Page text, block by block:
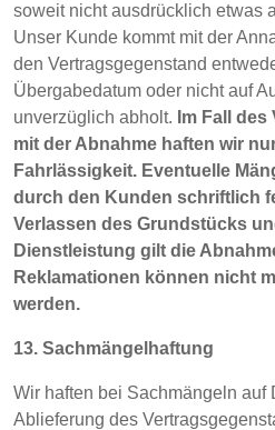
soweit nicht ausdrücklich etwas
Unser Kunde kommt mit der
den Vertragsgegenstand
Übergabedatum oder nicht auf
unverzüglich abholt. Im Fall
mit der Abnahme haften wir
Fahrlässigkeit. Eventuelle
durch den Kunden schriftlich
Verlassen des Grundstücks
Dienstleistung gilt die
Reklamationen können nicht
werden.
13. Sachmängelhaftung
Wir haften bei Sachmängeln auf
Ablieferung des